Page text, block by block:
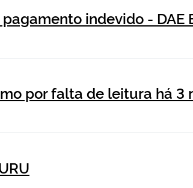
indevido - DAE
por falta de leitura há 3